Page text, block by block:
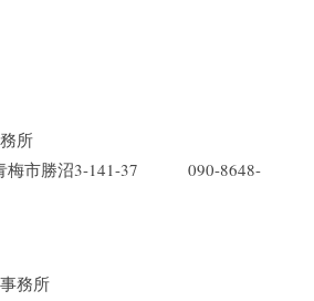
所
梅市勝沼3-141-37 090-8648-
務所